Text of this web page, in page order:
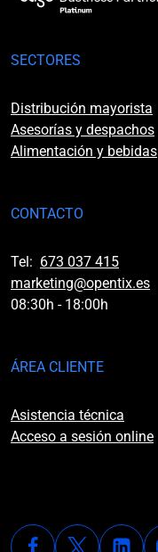
SECTORES
Distribución mayorista
Asesorías y despachos
Alimentación y bebidas
CONTACTO
Tel: 673 037 415
marketing@opentix.es
08:30h - 18:00h
ÁREA CLIENTE
Asistencia técnica
Acceso a sesión online